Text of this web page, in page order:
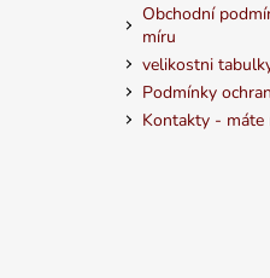
Obchodní
míru
velikostni
Podmínky
Kontakty - máte